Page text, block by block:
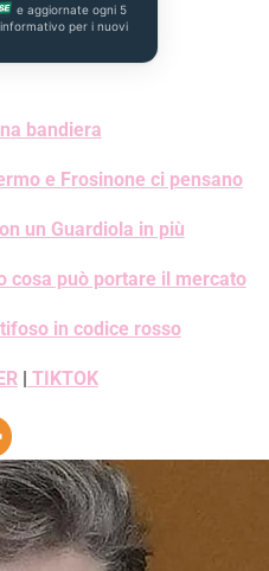
e aggiornate ogni 5
per i nuovi
bandiera
e Frosinone ci pensano
un Guardiola in più
cosa può portare il mercato
in codice rosso
| TIKTOK